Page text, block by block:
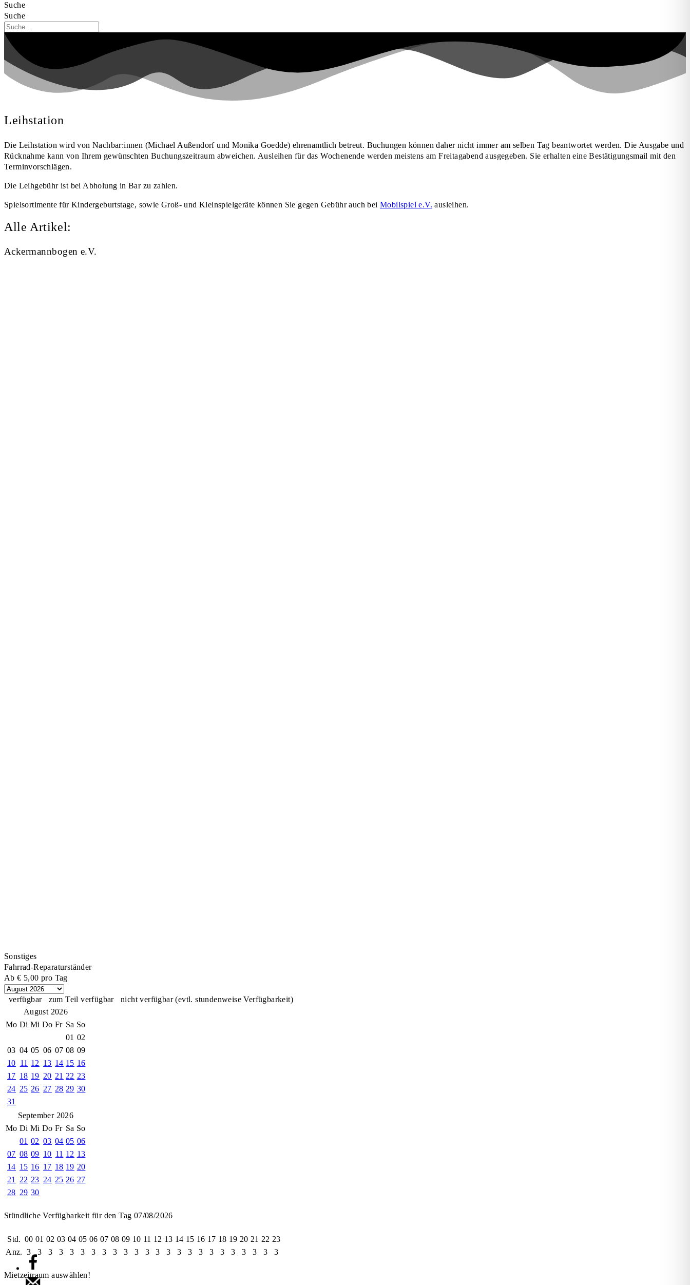
Suche
Suche
Leihstation
Die Leihstation wird von Nachbar:innen (Michael Außendorf und Monika Goedde) ehrenamtlich betreut. Buchungen können daher nicht immer am selben Tag beantwortet werden. Die Ausgabe und
Rücknahme kann von Ihrem gewünschten Buchungszeitraum abweichen. Ausleihen für das Wochenende werden meistens am Freitagabend ausgegeben. Sie erhalten eine Bestätigungsmail mit den
Terminvorschlägen.
Die Leihgebühr ist bei Abholung in Bar zu zahlen.
Spielsortimente für Kindergeburtstage, sowie Groß- und Kleinspielgeräte können Sie gegen Gebühr auch beiMobilspiel e.V. ausleihen.
Alle Artikel:
Ackermannbogen e.V.
Sonstiges
Fahrrad-Reparaturständer
Ab € 5,00 pro Tag
verfügbar zum Teil verfügbar
nicht verfügbar (evtl. stundenweise Verfügbarkeit)
August 2026
Mo Di Mi Do Fr Sa So
01 02
03 04 05 06 07 08 09
10 11 12 13 14 15 16
17 18 19 20 21 22 23
24 25 26 27 28 29 30
31
September 2026
Mo Di Mi Do Fr Sa So
01 02 03 04 05 06
07 08 09 10 11 12 13
14 15 16 17 18 19 20
21
22 23 24 25 26 27
28 29 30
Stündliche Verfügbarkeit für den Tag 07/08/2026
Std. 00 01 02 03 04 05 06 07 08 09 10 11 12 13 14 15 16 17 18 19 20 21 22 23
Anz.
3 3 3 3 3 3 3 3 3 3 3 3 3 3 3 3 3 3 3 3 3 3 3 3
Mietzeitraum auswählen!